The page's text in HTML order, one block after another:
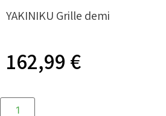
YAKINIKU Grille demi
162,99 €